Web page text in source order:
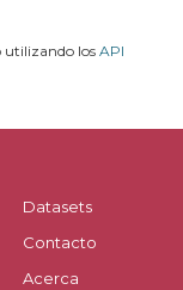
utilizando los API
Datasets
Contacto
Acerca